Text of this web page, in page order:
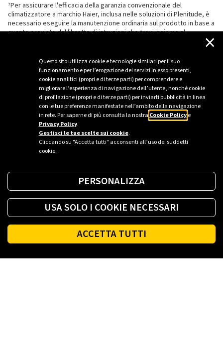
Questo sito utilizza cookie e tecnologie similari per il suo
funzionamento e per l’erogazione dei servizi in esso presenti,
cookie analitici (propri e di terze parti) per comprendere e
migliorare l’esperienza di navigazione dell’utente, nonché cookie
di profilazione (propri e di terze parti) per inviarti pubblicità in linea
con le tue preferenze manifestate nell’ambito della navigazione
in rete. Per saperne di più consulta la nostra Cookie Policye
Privacy Policy.
Gestisci le tue scelte sui cookie.
Cliccando su "Accetta tutti" acconsenti all’uso dei suddetti
cookie.
×
PERSONALIZZA
USA SOLO I COOKIE NECESSARI
ACCETTA TUTTI
⁷Per assicurare l'efficacia della garanzia convenzionale del
climatizzatore a marchio Haier, inclusa nelle soluzioni di Plenitude, è
necessario eseguire la manutenzione ordinaria sul prodotto in base a
quanto previsto dal libretto di istruzioni che trovi insieme al